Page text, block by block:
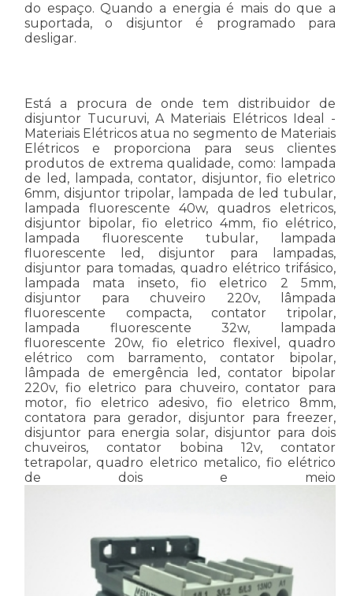
do espaço. Quando a energia é mais do que a
suportada, o disjuntor é programado para
desligar.
Está a procura de onde tem distribuidor de
disjuntor Tucuruvi, A Materiais Elétricos Ideal -
Materiais Elétricos atua no segmento de Materiais
Elétricos e proporciona para seus clientes
produtos de extrema qualidade, como: lampada
de led, lampada, contator, disjuntor, fio eletrico
6mm, disjuntor tripolar, lampada de led tubular,
lampada fluorescente 40w, quadros eletricos,
disjuntor bipolar, fio eletrico 4mm, fio elétrico,
lampada fluorescente tubular, lampada
fluorescente led, disjuntor para lampadas,
disjuntor para tomadas, quadro elétrico trifásico,
lampada mata inseto, fio eletrico 2 5mm,
disjuntor para chuveiro 220v, lâmpada
fluorescente compacta, contator tripolar,
lampada fluorescente 32w, lampada
fluorescente 20w, fio eletrico flexivel, quadro
elétrico com barramento, contator bipolar,
lâmpada de emergência led, contator bipolar
220v, fio eletrico para chuveiro, contator para
motor, fio eletrico adesivo, fio eletrico 8mm,
contatora para gerador, disjuntor para freezer,
disjuntor para energia solar, disjuntor para dois
chuveiros, contator bobina 12v, contator
tetrapolar, quadro eletrico metalico, fio elétrico
de dois e meio